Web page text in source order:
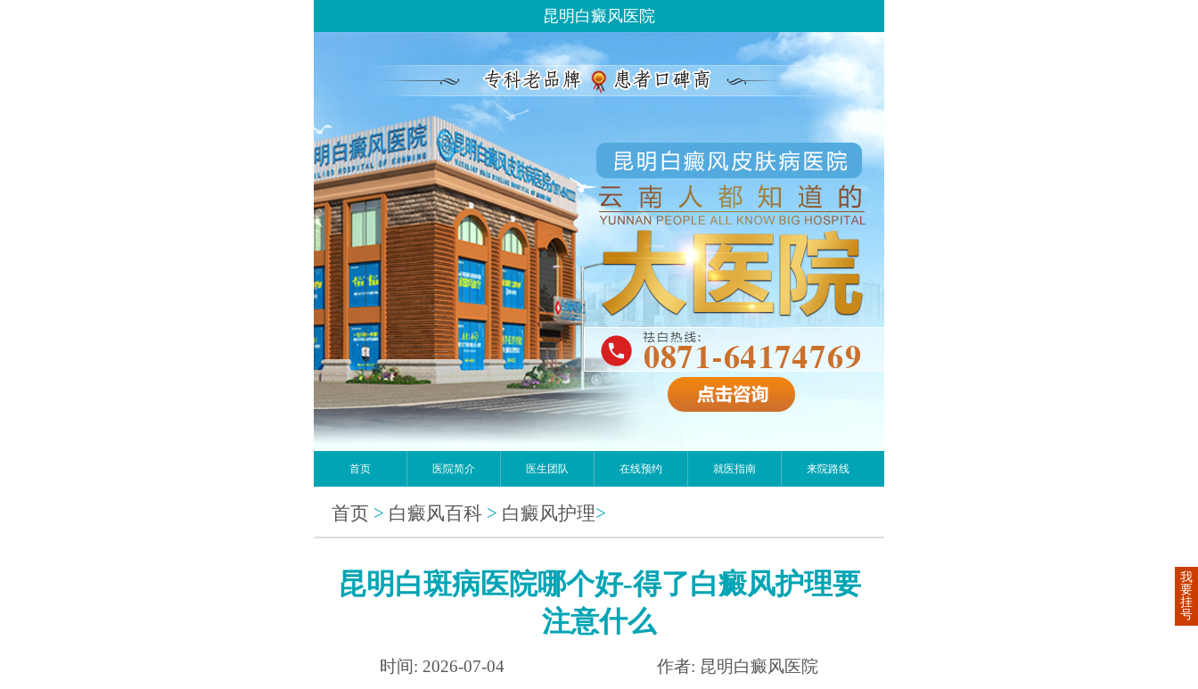
昆明白癜风医院
首页 医院简介 医生团队 在线预约 就医指南 来院路线
首页 > 白癜风百科 > 白癜风护理>
昆明白斑病医院哪个好-得了白癜风护理要
注意什么
时间: 2026-07-04 作者: 昆明白癜风医院
我
要
挂
号